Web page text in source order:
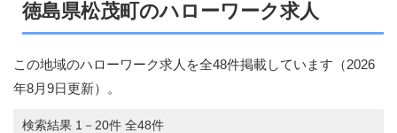
徳島県松茂町のハローワーク求人
この地域のハローワーク求人を全48件掲載しています（2026
年8月9日更新）。
検索結果 1－20件 全48件